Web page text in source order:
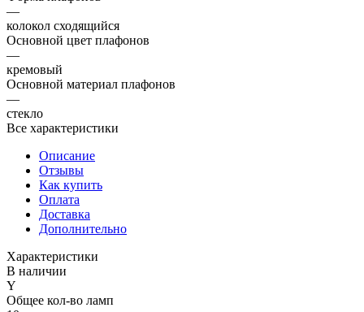
—
колокол сходящийся
Основной цвет плафонов
—
кремовый
Основной материал плафонов
—
стекло
Все характеристики
Описание
Отзывы
Как купить
Оплата
Доставка
Дополнительно
Характеристики
В наличии
Y
Общее кол-во ламп